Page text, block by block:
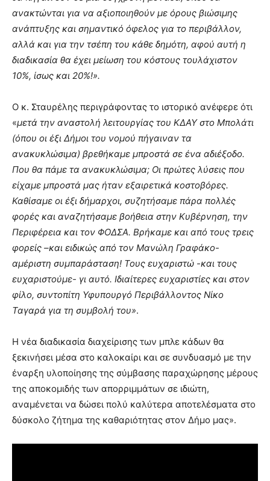
ανακτώνται για να αξιοποιηθούν με όρους βιώσιμης
ανάπτυξης και σημαντικό όφελος για το περιβάλλον,
αλλά και για την τσέπη του κάθε δημότη, αφού αυτή η
διαδικασία θα έχει μείωση του κόστους τουλάχιστον
10%, ίσως και 20%!».
Ο κ. Σταυρέλης περιγράφοντας το ιστορικό ανέφερε ότι
«μετά την αναστολή λειτουργίας του ΚΔΑΥ στο Μπολάτι
(όπου οι έξι Δήμοι του νομού πήγαιναν τα
ανακυκλώσιμα) βρεθήκαμε μπροστά σε ένα αδιέξοδο.
Που θα πάμε τα ανακυκλώσιμα; Οι πρώτες λύσεις που
είχαμε μπροστά μας ήταν εξαιρετικά κοστοβόρες.
Καθίσαμε οι έξι δήμαρχοι, συζητήσαμε πάρα πολλές
φορές και αναζητήσαμε βοήθεια στην Κυβέρνηση, την
Περιφέρεια και τον ΦΟΔΣΑ. Βρήκαμε και από τους τρεις
φορείς –και ειδικώς από τον Μανώλη Γραφάκο-
αμέριστη συμπαράσταση! Τους ευχαριστώ -και τους
ευχαριστούμε- γι αυτό. Ιδιαίτερες ευχαριστίες και στον
φίλο, συντοπίτη Υφυπουργό Περιβάλλοντος Νίκο
Ταγαρά για τη συμβολή του».
Η νέα διαδικασία διαχείρισης των μπλε κάδων θα
ξεκινήσει μέσα στο καλοκαίρι και σε συνδυασμό με την
έναρξη υλοποίησης της σύμβασης παραχώρησης μέρους
της αποκομιδής των απορριμμάτων σε ιδιώτη,
αναμένεται να δώσει πολύ καλύτερα αποτελέσματα στο
δύσκολο ζήτημα της καθαριότητας στον Δήμο μας».